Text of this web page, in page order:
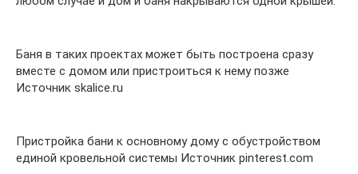
Баня в таких проектах может быть построена сразу
вместе с домом или пристроиться к нему позже
Источник skalice.ru
Пристройка бани к основному дому с обустройством
единой кровельной системы Источник pinterest.com